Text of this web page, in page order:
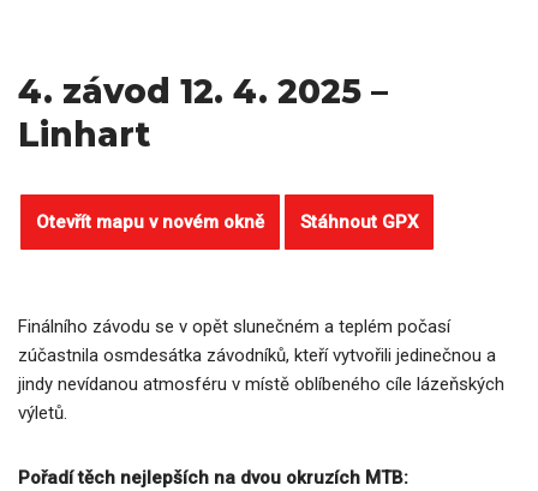
4. závod 12. 4. 2025 –
Linhart
Otevřít mapu v novém okně Stáhnout GPX
Finálního závodu se v opět slunečném a teplém počasí
zúčastnila osmdesátka závodníků, kteří vytvořili jedinečnou a
jindy nevídanou atmosféru v místě oblíbeného cíle lázeňských
výletů.
Pořadí těch nejlepších na dvou okruzích MTB: